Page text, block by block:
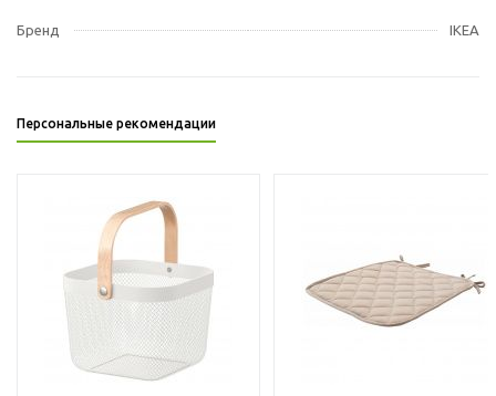
Бренд IKEA
Персональные рекомендации